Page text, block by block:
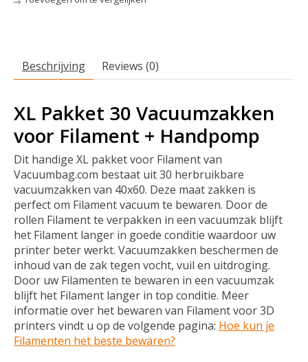
Beschrijving Reviews (0)
XL Pakket 30 Vacuumzakken
voor Filament + Handpomp
Dit handige XL pakket voor Filament van
Vacuumbag.com bestaat uit 30 herbruikbare
vacuumzakken van 40x60. Deze maat zakken is
perfect om Filament vacuum te bewaren. Door de
rollen Filament te verpakken in een vacuumzak blijft
het Filament langer in goede conditie waardoor uw
printer beter werkt. Vacuumzakken beschermen de
inhoud van de zak tegen vocht, vuil en uitdroging.
Door uw Filamenten te bewaren in een vacuumzak
blijft het Filament langer in top conditie. Meer
informatie over het bewaren van Filament voor 3D
printers vindt u op de volgende pagina: Hoe kun je
Filamenten het beste bewaren?